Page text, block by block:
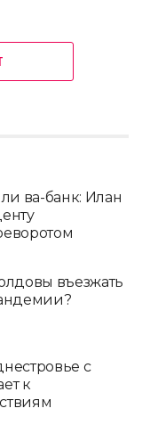
ва-банк: Илан
въезжать
с
к